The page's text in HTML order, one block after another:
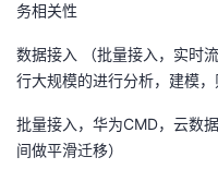
务相关性
数据接入 （批量接入，实时
行大规模的进行分析，建模
批量接入，华为CMD，云数
间做平滑迁移）